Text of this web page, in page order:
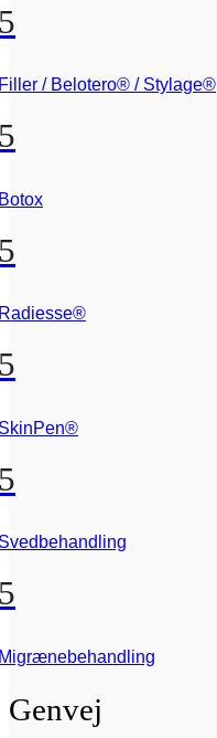
/ Belotero® / Stylage®
Genvej